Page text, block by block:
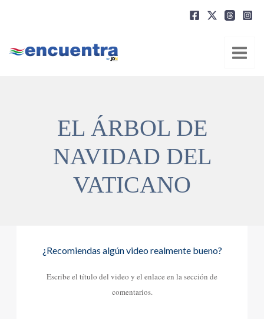
EL ÁRBOL DE
NAVIDAD DEL
VATICANO
¿Recomiendas algún video realmente bueno?
Escribe el título del video y el enlace en la sección de
comentarios.